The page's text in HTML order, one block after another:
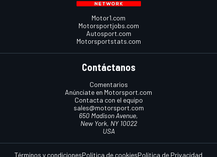
Motor1.com
Motorsportjobs.com
Autosport.com
Motorsportstats.com
Contáctanos
Comentarios
Anúnciate en Motorsport.com
Contacta con el equipo
sales@motorsport.com
650 Madison Avenue,
New York, NY 10022
USA
Términos y condicionesPolítica de cookiesPolítica de Privacidad